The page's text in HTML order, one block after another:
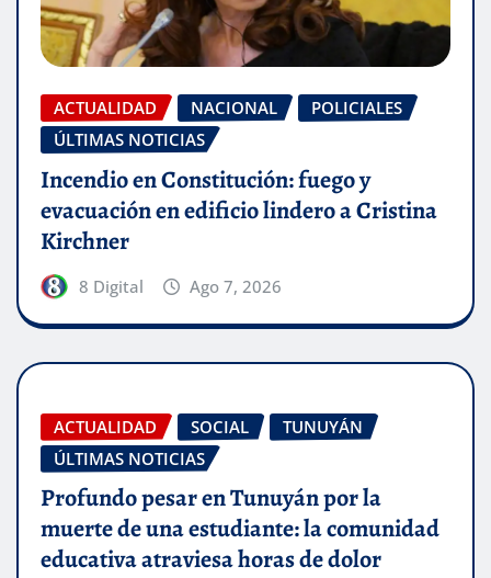
ACTUALIDAD NACIONAL
POLICIALES
ÚLTIMAS NOTICIAS
Incendio en Constitución: fuego y
evacuación en edificio lindero a Cristina
Kirchner
8 Digital Ago 7, 2026
ACTUALIDAD SOCIAL
TUNUYÁN
ÚLTIMAS NOTICIAS
Profundo pesar en Tunuyán por la
muerte de una estudiante: la comunidad
educativa atraviesa horas de dolor